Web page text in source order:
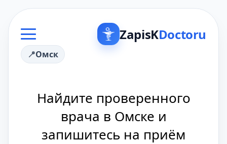
ZapisKDoctoru
Омск
Найдите проверенного
врача в Омске и
запишитесь на приём